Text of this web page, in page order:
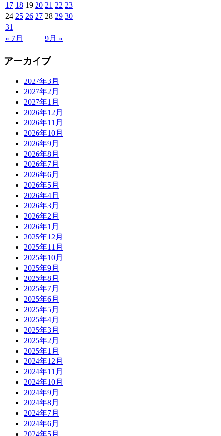
« 7月 9月 »
17 18 19 20 21 22 23
24 25 26 27 28 29 30
31
アーカイブ
2027年3月
2027年2月
2027年1月
2026年12月
2026年11月
2026年10月
2026年9月
2026年8月
2026年7月
2026年6月
2026年5月
2026年4月
2026年3月
2026年2月
2026年1月
2025年12月
2025年11月
2025年10月
2025年9月
2025年8月
2025年7月
2025年6月
2025年5月
2025年4月
2025年3月
2025年2月
2025年1月
2024年12月
2024年11月
2024年10月
2024年9月
2024年8月
2024年7月
2024年6月
2024年5月